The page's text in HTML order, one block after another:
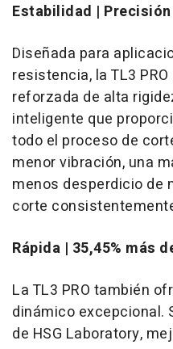
Estabilidad |
Diseñada para
resistencia, la TL3
reforzada de alta
inteligente que
todo el proceso de
menor vibración, una
menos desperdicio de
corte
Rápida | 35,45% más
La TL3 PRO también
dinámico excepcional.
de HSG Laboratory,